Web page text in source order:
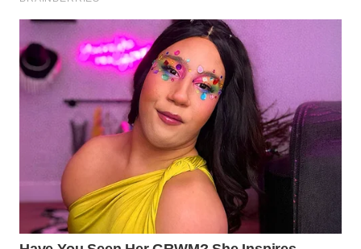
WAHANA
ADVOKAT
WAHANA
INFRASTRUKTUR
WAHANA
KONSUMEN
WAHANA